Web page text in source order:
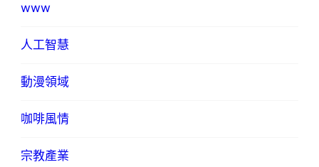
www
人工智慧
動漫領域
咖啡風情
宗教產業